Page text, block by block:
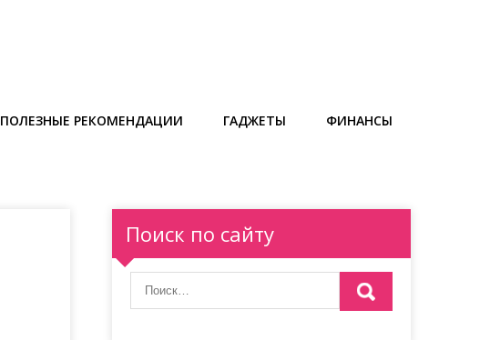
ПОЛЕЗНЫЕ РЕКОМЕНДАЦИИ ГАДЖЕТЫ ФИНАНСЫ
Поиск по сайту